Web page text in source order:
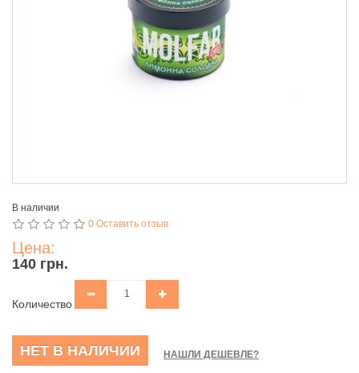
В наличии
0 Оставить отзыв
Цена:
140 грн.
Количество
НЕТ В НАЛИЧИИ НАШЛИ ДЕШЕВЛЕ?